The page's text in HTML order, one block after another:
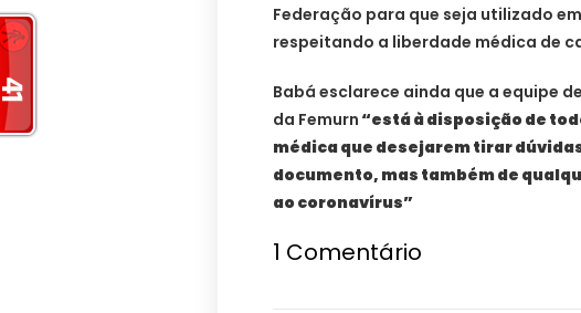
Federação para que seja utilizado
respeitando a liberdade médica de
Babá esclarece ainda que a equipe
da Femurn “está à disposição de
médica que desejarem tirar
documento, mas também de
ao coronavírus”
1 Comentário